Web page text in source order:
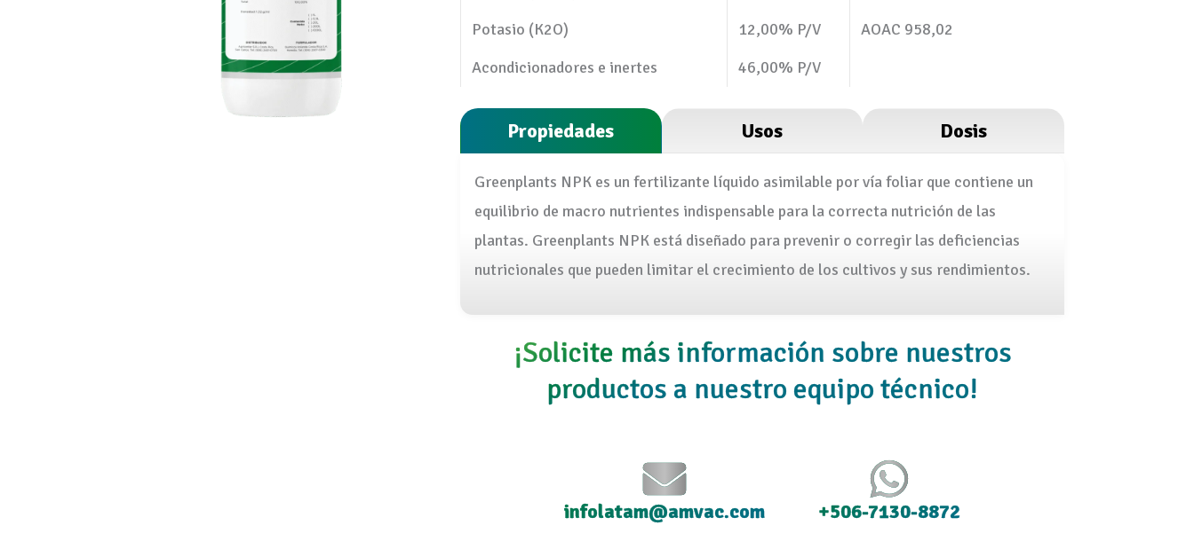
Potasio (K2O)
12,00% P/V
AOAC 958,02
Acondicionadores e inertes
46,00% P/V
Propiedades Usos Dosis
Greenplants NPK es un fertilizante líquido asimilable por vía foliar que contiene un
equilibrio de macro nutrientes indispensable para la correcta nutrición de las
plantas. Greenplants NPK está diseñado para prevenir o corregir las deficiencias
nutricionales que pueden limitar el crecimiento de los cultivos y sus rendimientos.
¡Solicite más información sobre nuestros
productos a nuestro equipo técnico!
infolatam@amvac.com +506-7130-8872